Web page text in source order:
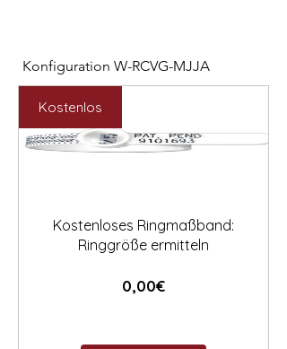
Konfiguration W-RCVG-MJJA
Preis
2.531,00 €
Preis
Kostenlos
Kostenloses Ringmaßband:
Ringgröße ermitteln
0,00€Preis